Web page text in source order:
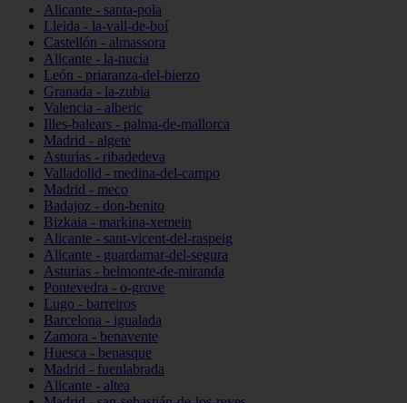
Alicante - santa-pola
Lleida - la-vall-de-boí
Castellón - almassora
Alicante - la-nucia
León - priaranza-del-bierzo
Granada - la-zubia
Valencia - alberic
Illes-balears - palma-de-mallorca
Madrid - algete
Asturias - ribadedeva
Valladolid - medina-del-campo
Madrid - meco
Badajoz - don-benito
Bizkaia - markina-xemein
Alicante - sant-vicent-del-raspeig
Alicante - guardamar-del-segura
Asturias - belmonte-de-miranda
Pontevedra - o-grove
Lugo - barreiros
Barcelona - igualada
Zamora - benavente
Huesca - benasque
Madrid - fuenlabrada
Alicante - altea